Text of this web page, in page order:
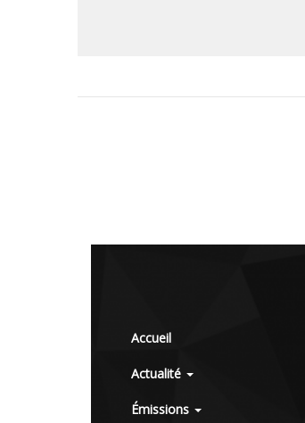
Accueil
Actualité
Émissions